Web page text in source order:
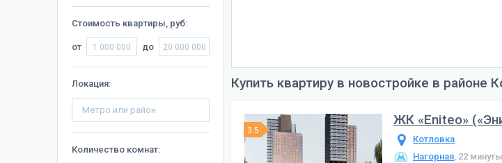
Стоимость квартиры, руб:
от до
Локация:
Количество комнат:
Купить квартиру в новостройке в районе
3.5
ЖК «Eniteo»
Котловка
Нагорная, 22